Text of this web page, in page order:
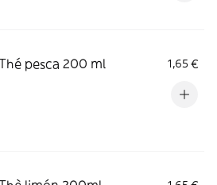
pesca 200 ml 1,65 €